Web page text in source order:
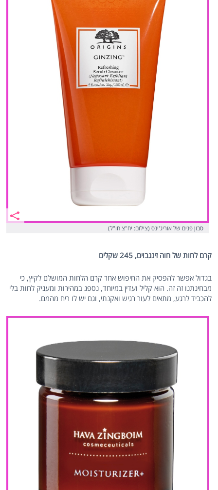
סבון פנים של אוריג'ינס (צילום: יח"צ חו"ל)
קרם לחות של חוה זינגבוים, 245 שקלים
בגדול אפשר להפסיק את החיפוש אחר קרם הלחות המושלם לקיץ, כי
מבחינתנו זה זה. הוא קליל ועדין במיוחד, נספג במהירות ומעניק לחות בלי
להכביד לרגע, מתאים לעור רגיש ואקנתי, וגם יש לו ריח מהמם.